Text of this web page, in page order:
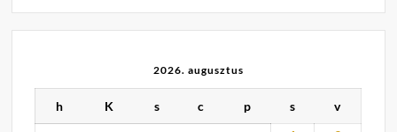
2026. augusztus
h K s c p s v